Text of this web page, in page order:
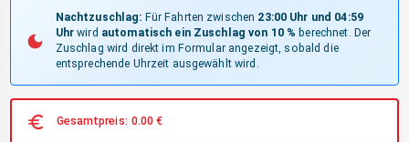
Nachtzuschlag: Für Fahrten zwischen 23:00 Uhr und 04:59
Uhr wird automatisch ein Zuschlag von 10 % berechnet. Der
Zuschlag wird direkt im Formular angezeigt, sobald die
entsprechende Uhrzeit ausgewählt wird.
Gesamtpreis: 0.00 €